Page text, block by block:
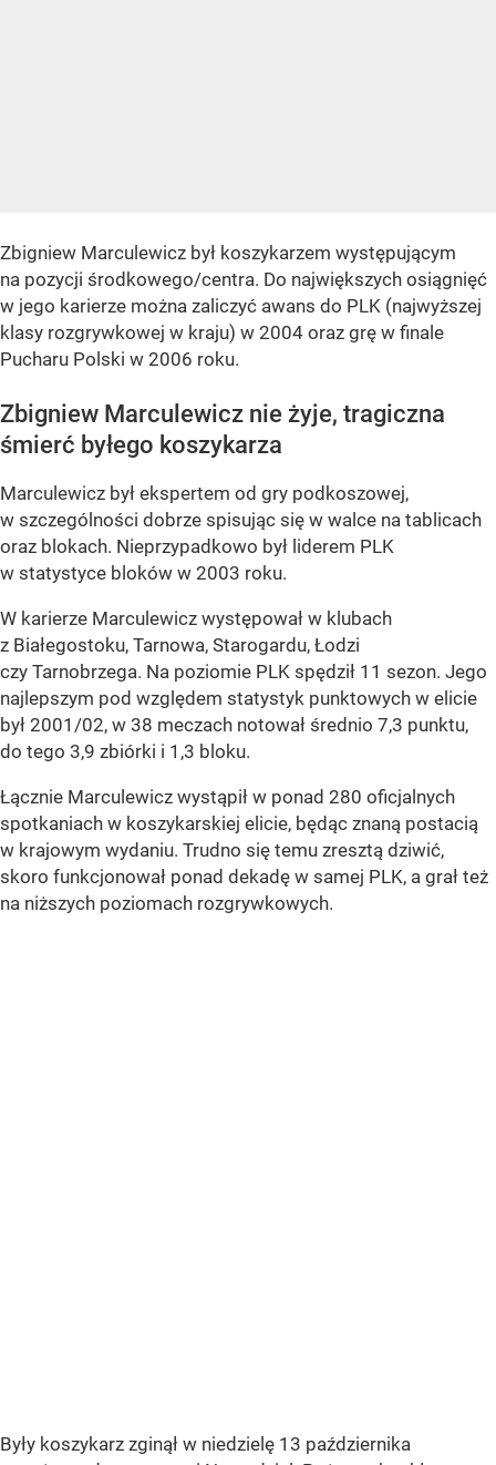
Zbigniew Marculewicz był koszykarzem występującym
na pozycji środkowego/centra. Do największych osiągnięć
w jego karierze można zaliczyć awans do PLK (najwyższej
klasy rozgrywkowej w kraju) w 2004 oraz grę w finale
Pucharu Polski w 2006 roku.
Zbigniew Marculewicz nie żyje, tragiczna
śmierć byłego koszykarza
Marculewicz był ekspertem od gry podkoszowej,
w szczególności dobrze spisując się w walce na tablicach
oraz blokach. Nieprzypadkowo był liderem PLK
w statystyce bloków w 2003 roku.
W karierze Marculewicz występował w klubach
z Białegostoku, Tarnowa, Starogardu, Łodzi
czy Tarnobrzega. Na poziomie PLK spędził 11 sezon. Jego
najlepszym pod względem statystyk punktowych w elicie
był 2001/02, w 38 meczach notował średnio 7,3 punktu,
do tego 3,9 zbiórki i 1,3 bloku.
Łącznie Marculewicz wystąpił w ponad 280 oficjalnych
spotkaniach w koszykarskiej elicie, będąc znaną postacią
w krajowym wydaniu. Trudno się temu zresztą dziwić,
skoro funkcjonował ponad dekadę w samej PLK, a grał też
na niższych poziomach rozgrywkowych.
Były koszykarz zginął w niedzielę 13 października